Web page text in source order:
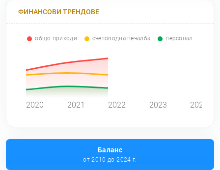
ФИНАНСОВИ ТРЕНДОВЕ
общо приходи счетоводна печалба персонал
2020 2021 2022 2023 2024
Баланс
от 2010 до 2024 г.